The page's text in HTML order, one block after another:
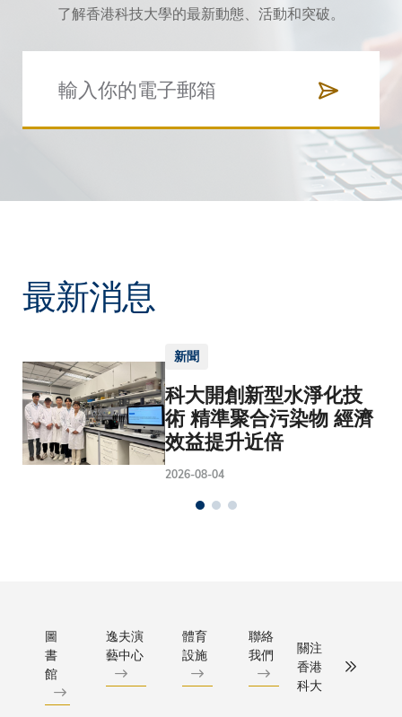
了解香港科技大學的最新動態、活動和突破。
最新消息
新聞
科大開創新型水淨化技
術 精準聚合污染物 經濟
效益提升近倍
2026-08-04
圖
書
館
逸夫演
藝中心
體育
設施
聯絡
我們
關注
香港
科大